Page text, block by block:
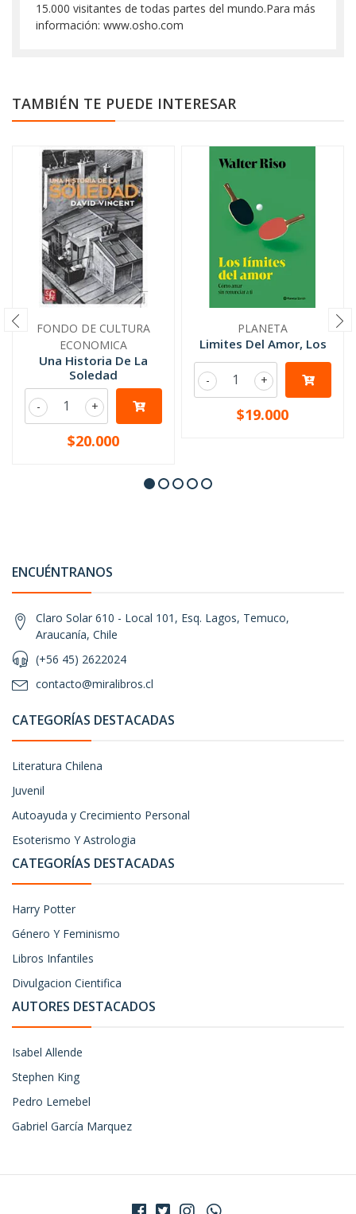
15.000 visitantes de todas partes del mundo.Para más
información: www.osho.com
TAMBIÉN TE PUEDE INTERESAR
FONDO DE CULTURA
ECONOMICA
Una Historia De La
Soledad
+
-
$20.000
PLANETA
Limites Del Amor, Los
+
-
$19.000
ENCUÉNTRANOS
Claro Solar 610 - Local 101, Esq. Lagos, Temuco,
Araucanía, Chile
(+56 45) 2622024
contacto@miralibros.cl
CATEGORÍAS DESTACADAS
Literatura Chilena
Juvenil
Autoayuda y Crecimiento Personal
Esoterismo Y Astrologia
CATEGORÍAS DESTACADAS
Harry Potter
Género Y Feminismo
Libros Infantiles
Divulgacion Cientifica
AUTORES DESTACADOS
Isabel Allende
Stephen King
Pedro Lemebel
Gabriel García Marquez